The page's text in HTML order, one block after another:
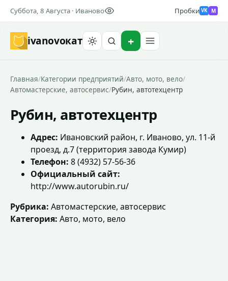
Суббота, 8 Августа · Иваново Пробки VK M
ivanovoкат
Найти
Главная/Категории предприятий/Авто, мото, вело/
Автомастерские, автосервис/Рубин, автотехцентр
Рубин, автотехцентр
Адрес: Ивановский район, г. Иваново, ул. 11-й
проезд, д.7 (территория завода Кумир)
Телефон: 8 (4932) 57-56-36
Официальный сайт:
http://www.autorubin.ru/
Рубрика: Автомастерские, автосервис
Категория: Авто, мото, вело